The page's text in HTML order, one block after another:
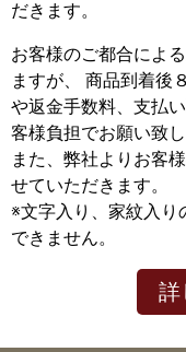
だきます。
お客様のご都合によ
ますが、
商品到着後
や返金手数料、支払
客様負担でお願い致し
また、弊社よりお客
せていただきます。
※文字入り、家紋入り
できません。
詳